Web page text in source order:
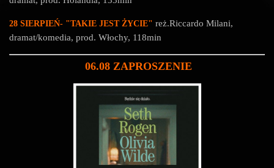
28 SIERPIEŃ- "TAKIE JEST ŻYCIE" reż.Riccardo Milani,
dramat/komedia, prod. Włochy, 118min
06.08 ZAPROSZENIE